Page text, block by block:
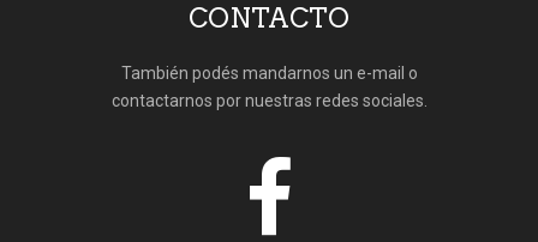
CONTACTO
También podés mandarnos un e-mail o
contactarnos por nuestras redes sociales.